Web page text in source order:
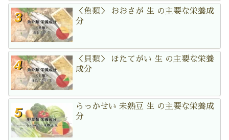
＜魚類＞ おおさが 生 の主要な栄養成
分
＜貝類＞ ほたてがい 生 の主要な栄養
成分
らっかせい 未熟豆 生 の主要な栄養成
分